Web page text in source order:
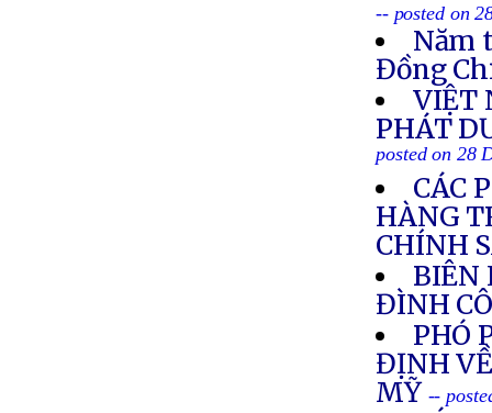
-- posted on
Năm
Đồng
VIỆT
PHÁT
posted on 28
CÁC
HÀNG
CHÍNH
BIÊN
ĐÌNH
PHÓ
ĐỊNH
MỸ --